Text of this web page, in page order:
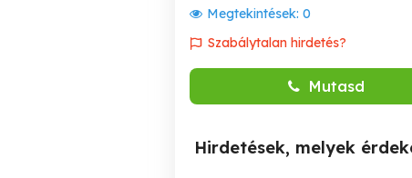
Megtekintések: 0
Szabálytalan hirdetés?
Mutasd
Hirdetések, melyek